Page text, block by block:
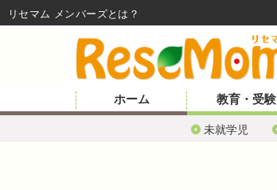
ホーム 教育・受験
未就学児
リセマム メンバーズ